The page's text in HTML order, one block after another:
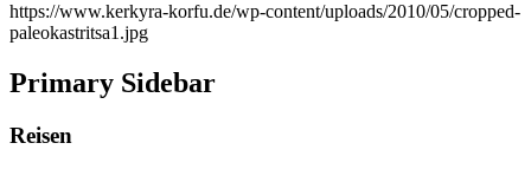
https://www.kerkyra-korfu.de/wp-content/uploads/2010/05/cropped-
paleokastritsa1.jpg
Primary Sidebar
Reisen